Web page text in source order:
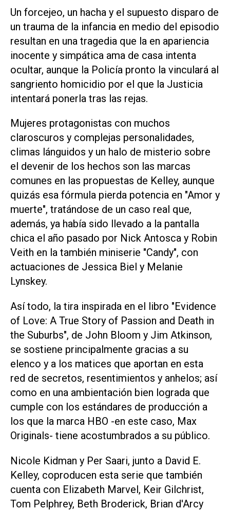
Un forcejeo, un hacha y el supuesto disparo de
un trauma de la infancia en medio del episodio
resultan en una tragedia que la en apariencia
inocente y simpática ama de casa intenta
ocultar, aunque la Policía pronto la vinculará al
sangriento homicidio por el que la Justicia
intentará ponerla tras las rejas.
Mujeres protagonistas con muchos
claroscuros y complejas personalidades,
climas lánguidos y un halo de misterio sobre
el devenir de los hechos son las marcas
comunes en las propuestas de Kelley, aunque
quizás esa fórmula pierda potencia en "Amor y
muerte", tratándose de un caso real que,
además, ya había sido llevado a la pantalla
chica el año pasado por Nick Antosca y Robin
Veith en la también miniserie "Candy", con
actuaciones de Jessica Biel y Melanie
Lynskey.
Así todo, la tira inspirada en el libro "Evidence
of Love: A True Story of Passion and Death in
the Suburbs", de John Bloom y Jim Atkinson,
se sostiene principalmente gracias a su
elenco y a los matices que aportan en esta
red de secretos, resentimientos y anhelos; así
como en una ambientación bien lograda que
cumple con los estándares de producción a
los que la marca HBO -en este caso, Max
Originals- tiene acostumbrados a su público.
Nicole Kidman y Per Saari, junto a David E.
Kelley, coproducen esta serie que también
cuenta con Elizabeth Marvel, Keir Gilchrist,
Tom Pelphrey, Beth Broderick, Brian d'Arcy